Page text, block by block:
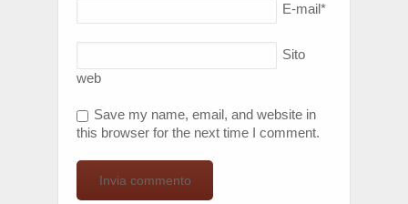
E-mail*
Sito
web
Save my name, email, and website in
this browser for the next time I comment.